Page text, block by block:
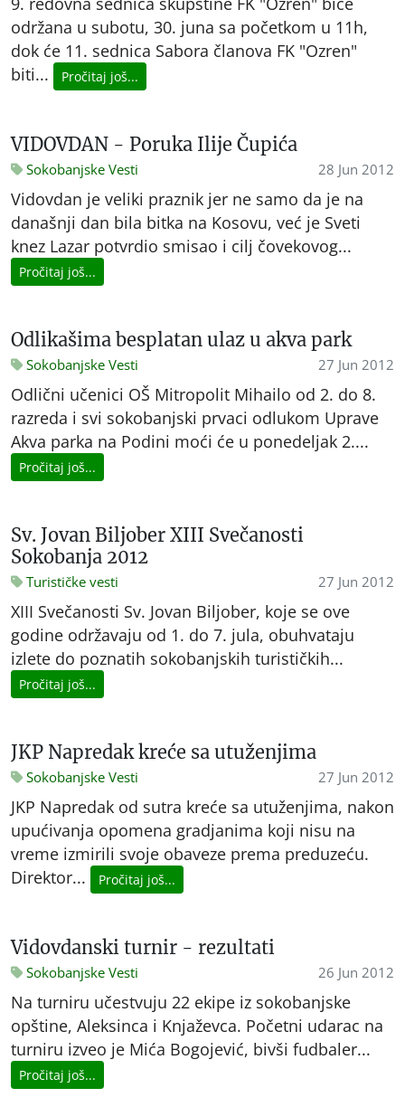
održana u subotu, 30. juna sa početkom u 11h,
dok će 11. sednica Sabora članova FK "Ozren"
biti...
Pročitaj još...
VIDOVDAN - Poruka Ilije Čupića
Sokobanjske Vesti 28 Jun 2012
Vidovdan je veliki praznik jer ne samo da je na
današnji dan bila bitka na Kosovu, već je Sveti
knez Lazar potvrdio smisao i cilj čovekovog...
Pročitaj još...
Odlikašima besplatan ulaz u akva park
Sokobanjske Vesti 27 Jun 2012
Odlični učenici OŠ Mitropolit Mihailo od 2. do 8.
razreda i svi sokobanjski prvaci odlukom Uprave
Akva parka na Podini moći će u ponedeljak 2....
Pročitaj još...
Sv. Jovan Biljober XIII Svečanosti
Sokobanja 2012
Turističke vesti 27 Jun 2012
XIII Svečanosti Sv. Jovan Biljober, koje se ove
godine održavaju od 1. do 7. jula, obuhvataju
izlete do poznatih sokobanjskih turističkih...
Pročitaj još...
JKP Napredak kreće sa utuženjima
Sokobanjske Vesti 27 Jun 2012
JKP Napredak od sutra kreće sa utuženjima, nakon
upućivanja opomena gradjanima koji nisu na
vreme izmirili svoje obaveze prema preduzeću.
Direktor...
Pročitaj još...
Vidovdanski turnir - rezultati
Sokobanjske Vesti 26 Jun 2012
Na turniru učestvuju 22 ekipe iz sokobanjske
opštine, Aleksinca i Knjaževca. Početni udarac na
turniru izveo je Mića Bogojević, bivši fudbaler...
Pročitaj još...